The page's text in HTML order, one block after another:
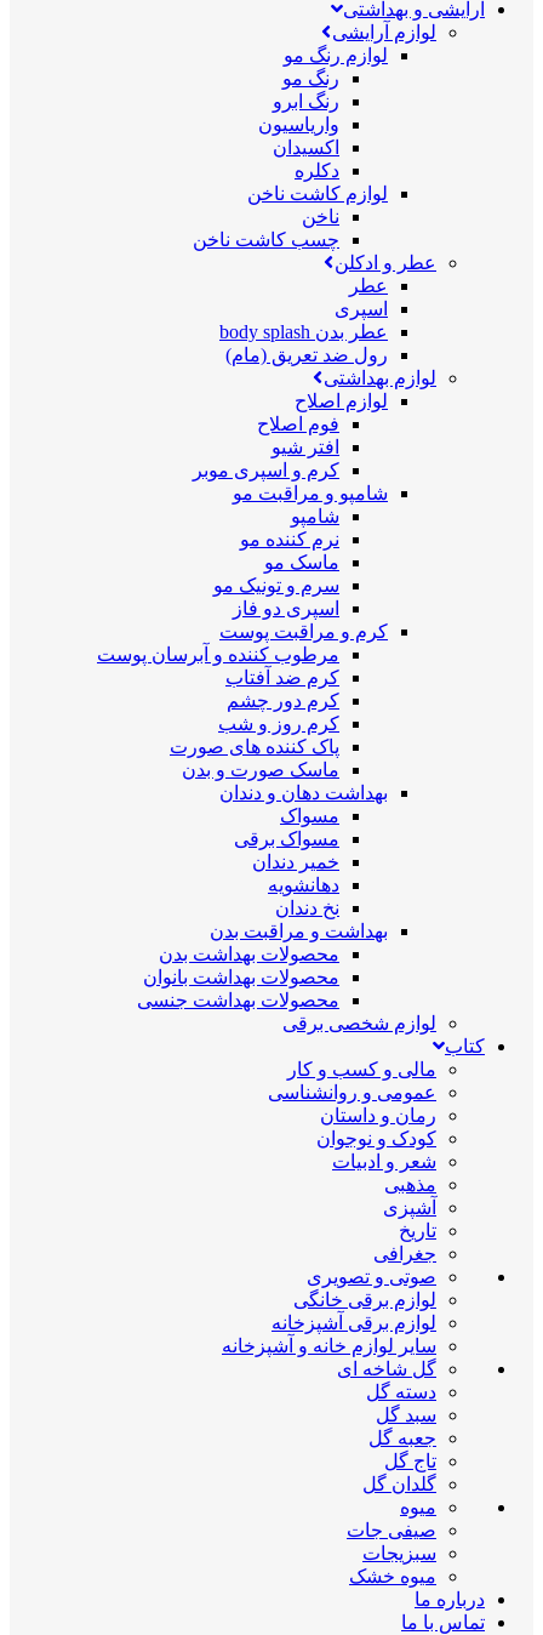
آرایشی و بهداشتی
لوازم آرایشی
لوازم رنگ مو
رنگ مو
رنگ ابرو
واریاسیون
اکسیدان
دکلره
لوازم کاشت ناخن
ناخن
چسب کاشت ناخن
عطر و ادکلن
عطر
اسپری
عطر بدن body splash
رول ضد تعریق (مام)
لوازم بهداشتی
لوازم اصلاح
فوم اصلاح
افتر شیو
کرم و اسپری موبر
شامپو و مراقبت مو
شامپو
نرم کننده مو
ماسک مو
سرم و تونیک مو
اسپری دو فاز
کرم و مراقبت پوست
مرطوب کننده و آبرسان پوست
کرم ضد آفتاب
کرم دور چشم
کرم روز و شب
پاک کننده های صورت
ماسک صورت و بدن
بهداشت دهان و دندان
مسواک
مسواک برقی
خمیر دندان
دهانشویه
نخ دندان
بهداشت و مراقبت بدن
محصولات بهداشت بدن
محصولات بهداشت بانوان
محصولات بهداشت جنسی
لوازم شخصی برقی
کتاب
مالی و کسب و کار
عمومی و روانشناسی
رمان و داستان
کودک و نوجوان
شعر و ادبیات
مذهبی
آشپزی
تاریخ
جغرافی
صوتی و تصویری
لوازم برقی خانگی
لوازم برقی آشپزخانه
سایر لوازم خانه و آشپزخانه
گل شاخه ای
دسته گل
سبد گل
جعبه گل
تاج گل
گلدان گل
میوه
صیفی جات
سبزیجات
میوه خشک
درباره ما
تماس با ما